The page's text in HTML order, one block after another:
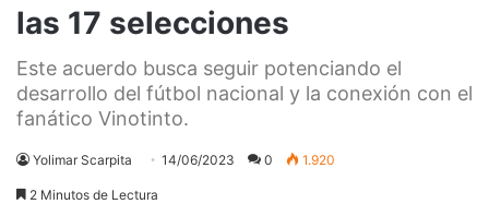
las 17 selecciones
Este acuerdo busca seguir potenciando el
desarrollo del fútbol nacional y la conexión con el
fanático Vinotinto.
Yolimar Scarpita 14/06/2023 0 1.920
2 Minutos de Lectura